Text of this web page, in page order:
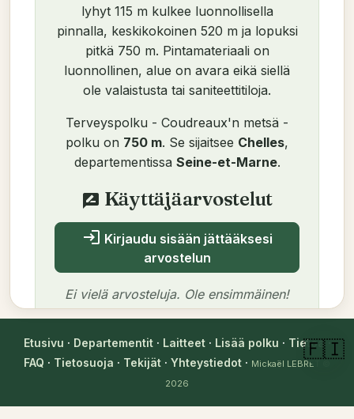
lyhyt 115 m kulkee luonnollisella
pinnalla, keskikokoinen 520 m ja lopuksi
pitkä 750 m. Pintamateriaali on
luonnollinen, alue on avara eikä siellä
ole valaistusta tai saniteettitiloja.
Terveyspolku - Coudreaux'n metsä -
polku on 750 m. Se sijaitsee Chelles,
departementissa Seine-et-Marne.
rate_review Käyttäjäarvostelut
login Kirjaudu sisään jättääksesi
arvostelun
Ei vielä arvosteluja. Ole ensimmäinen!
Tekijä
Mickaël LEBRET
Etusivu · Departementit· Laitteet· Lisää polku · Tietoa·
FAQ · Tietosuoja · Tekijät · Yhteystiedot · Mickaël LEBRET
2026
🇫🇮